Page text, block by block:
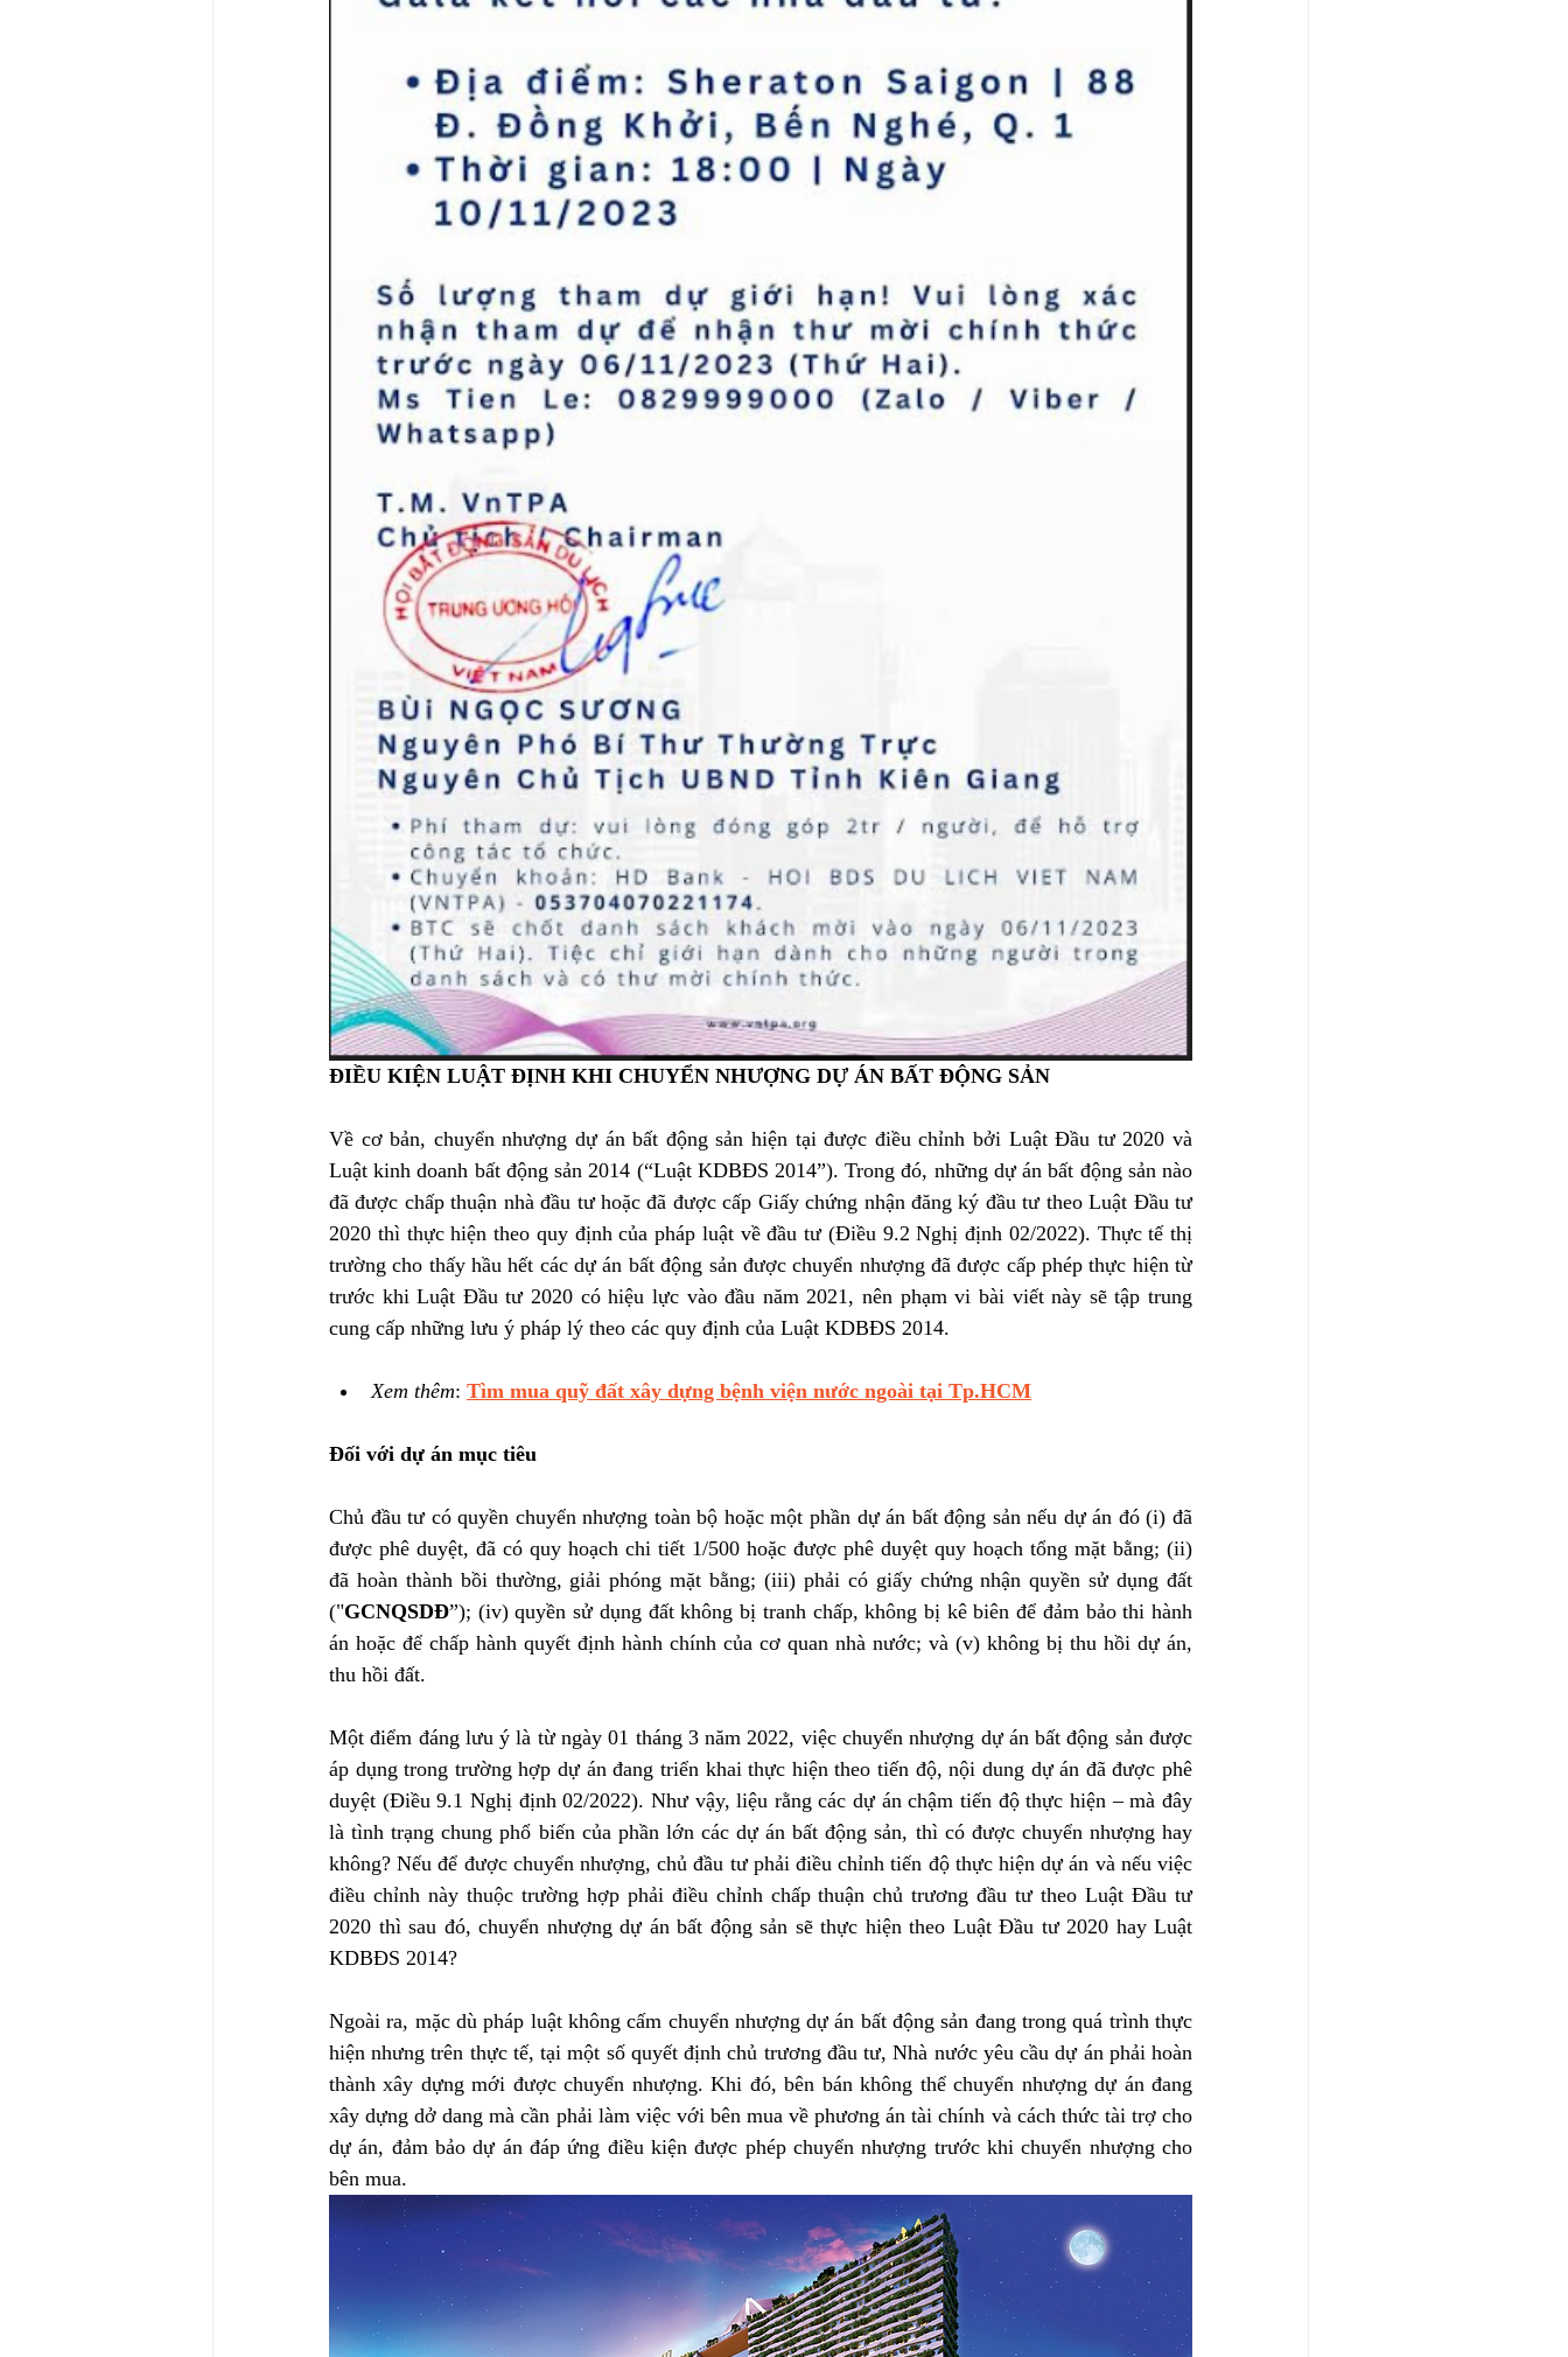
ĐIỀU KIỆN LUẬT ĐỊNH KHI CHUYỂN NHƯỢNG DỰ ÁN BẤT ĐỘNG SẢN
Về cơ bản, chuyển nhượng dự án bất động sản hiện tại được điều chỉnh bởi Luật Đầu tư 2020 và
Luật kinh doanh bất động sản 2014 (“Luật KDBĐS 2014”). Trong đó, những dự án bất động sản nào
đã được chấp thuận nhà đầu tư hoặc đã được cấp Giấy chứng nhận đăng ký đầu tư theo Luật Đầu tư
2020 thì thực hiện theo quy định của pháp luật về đầu tư (Điều 9.2 Nghị định 02/2022). Thực tế thị
trường cho thấy hầu hết các dự án bất động sản được chuyển nhượng đã được cấp phép thực hiện từ
trước khi Luật Đầu tư 2020 có hiệu lực vào đầu năm 2021, nên phạm vi bài viết này sẽ tập trung
cung cấp những lưu ý pháp lý theo các quy định của Luật KDBĐS 2014.
Xem thêm: Tìm mua quỹ đất xây dựng bệnh viện nước ngoài tại Tp.HCM
Đối với dự án mục tiêu
Chủ đầu tư có quyền chuyển nhượng toàn bộ hoặc một phần dự án bất động sản nếu dự án đó (i) đã
được phê duyệt, đã có quy hoạch chi tiết 1/500 hoặc được phê duyệt quy hoạch tổng mặt bằng; (ii)
đã hoàn thành bồi thường, giải phóng mặt bằng; (iii) phải có giấy chứng nhận quyền sử dụng đất
("GCNQSDĐ”); (iv) quyền sử dụng đất không bị tranh chấp, không bị kê biên để đảm bảo thi hành
án hoặc để chấp hành quyết định hành chính của cơ quan nhà nước; và (v) không bị thu hồi dự án,
thu hồi đất.
Một điểm đáng lưu ý là từ ngày 01 tháng 3 năm 2022, việc chuyển nhượng dự án bất động sản được
áp dụng trong trường hợp dự án đang triển khai thực hiện theo tiến độ, nội dung dự án đã được phê
duyệt (Điều 9.1 Nghị định 02/2022). Như vậy, liệu rằng các dự án chậm tiến độ thực hiện – mà đây
là tình trạng chung phổ biến của phần lớn các dự án bất động sản, thì có được chuyển nhượng hay
không? Nếu để được chuyển nhượng, chủ đầu tư phải điều chỉnh tiến độ thực hiện dự án và nếu việc
điều chỉnh này thuộc trường hợp phải điều chỉnh chấp thuận chủ trương đầu tư theo Luật Đầu tư
2020 thì sau đó, chuyển nhượng dự án bất động sản sẽ thực hiện theo Luật Đầu tư 2020 hay Luật
KDBĐS 2014?
Ngoài ra, mặc dù pháp luật không cấm chuyển nhượng dự án bất động sản đang trong quá trình thực
hiện nhưng trên thực tế, tại một số quyết định chủ trương đầu tư, Nhà nước yêu cầu dự án phải hoàn
thành xây dựng mới được chuyển nhượng. Khi đó, bên bán không thể chuyển nhượng dự án đang
xây dựng dở dang mà cần phải làm việc với bên mua về phương án tài chính và cách thức tài trợ cho
dự án, đảm bảo dự án đáp ứng điều kiện được phép chuyển nhượng trước khi chuyển nhượng cho
bên mua.